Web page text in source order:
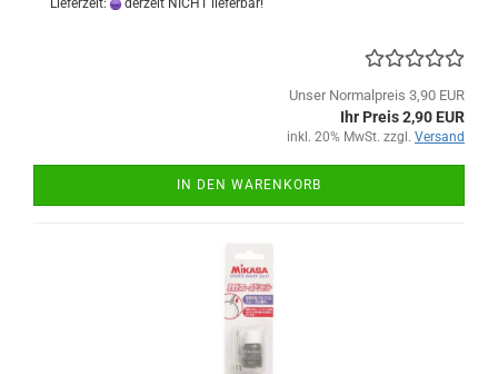
Lieferzeit: derzeit NICHT lieferbar!
Unser Normalpreis 3,90 EUR
Ihr Preis 2,90 EUR
inkl. 20% MwSt. zzgl. Versand
IN DEN WARENKORB